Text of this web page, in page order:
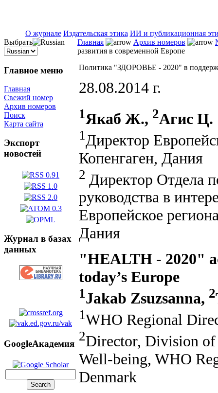
О журнале Издательская этика ИИ и публикационная
Выбрать
Главное меню
Главная
Свежий номер
Архив номеров
Поиск
Карта сайта
Экспорт
новостей
Журнал в базах
данных
GoogleАкадемия
Главная Архив номеров
развития в современной Европе
Политика "ЗДОРОВЬЕ - 2020" в
28.08.2014 г.
1Якаб Ж., 2Агис Ц.
1 Директор
Копенгаген, Дания
2 Директор Отдела
руководства в
Европейское
Дания
"HEALTH - 2020"
today’s Europe
1Jakab Zsuzsanna, 2
1WHO Regional
2Director, Division of
Well-being, WHO
Denmark